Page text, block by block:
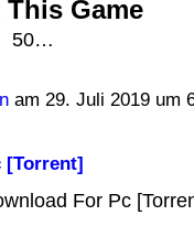
Game
50…
am 29. Juli 2019 um
[Torrent]
For Pc